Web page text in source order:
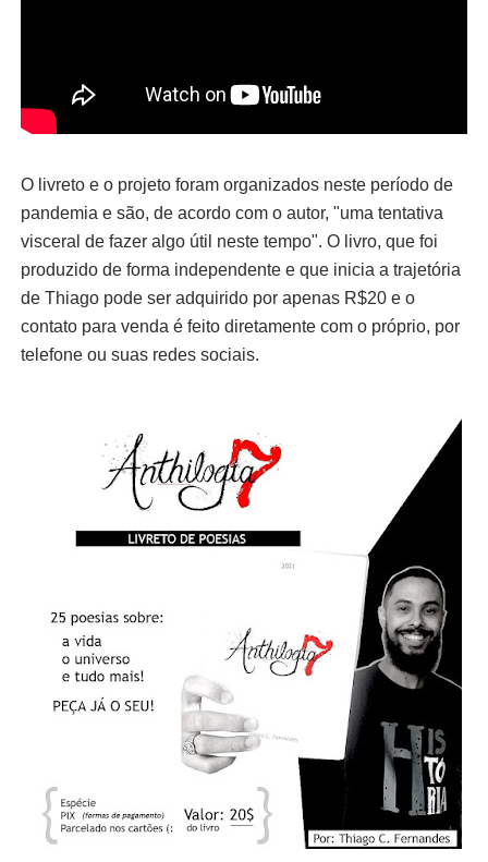
O livreto e o projeto foram organizados neste período de
pandemia e são, de acordo com o autor, "uma tentativa
visceral de fazer algo útil neste tempo". O livro, que foi
produzido de forma independente e que inicia a trajetória
de Thiago pode ser adquirido por apenas R$20 e o
contato para venda é feito diretamente com o próprio, por
telefone ou suas redes sociais.